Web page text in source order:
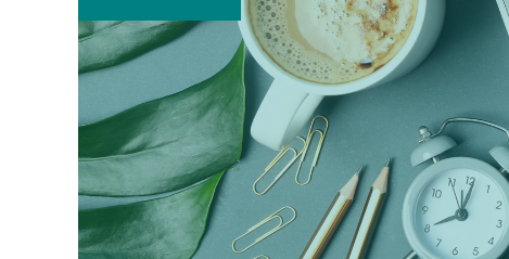
キャンペーン
252：引っ越し
259：箕面でナポレオンパ
イ